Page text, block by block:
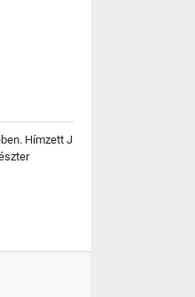
Hímzett J